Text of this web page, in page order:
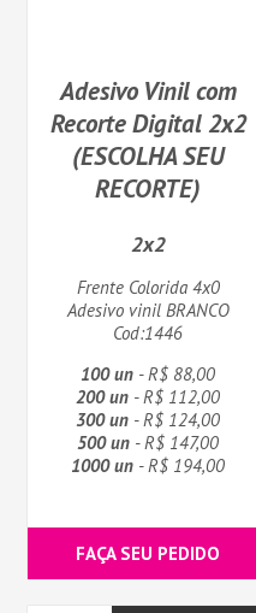
Adesivo Vinil com
Recorte Digital 2x2
(ESCOLHA SEU
RECORTE)
2x2
Frente Colorida 4x0
Adesivo vinil BRANCO
Cod:1446
100 un - R$ 88,00
200 un - R$ 112,00
300 un - R$ 124,00
500 un - R$ 147,00
1000 un - R$ 194,00
FAÇA SEU PEDIDO